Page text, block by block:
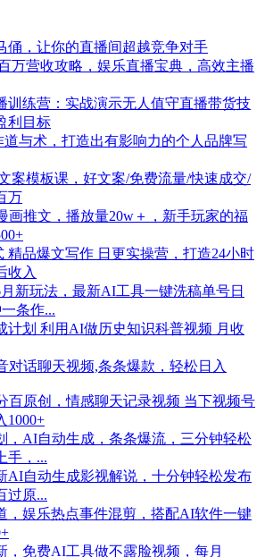
俑，让你的直播间超越竞争对手
万营收攻略，娱乐直播宝典，高效主播
训练营：实战演示无人值守直播带货技
利目标
与术，打造出有影响力的个人品牌写
案模板课，好文案/免费流量/快速成交/
万
画推文，播放量20w＋，新手玩家的福
精品爆文写作 日更实操营，打造24小时
收入
新玩法，最新AI工具一键洗稿单号日
条作...
计划 利用AI做历史知识科普视频 月收
对话聊天视频,条条爆款，轻松日入
百原创，情感聊天记录视频 当下视频号
1000+
，AI自动生成，条条爆流，三分钟轻松
手，...
AI自动生成影视解说，十分钟轻松发布
过原...
，娱乐热点事件混剪，搭配AI软件一键
，免费AI工具做不露脸视频，每月